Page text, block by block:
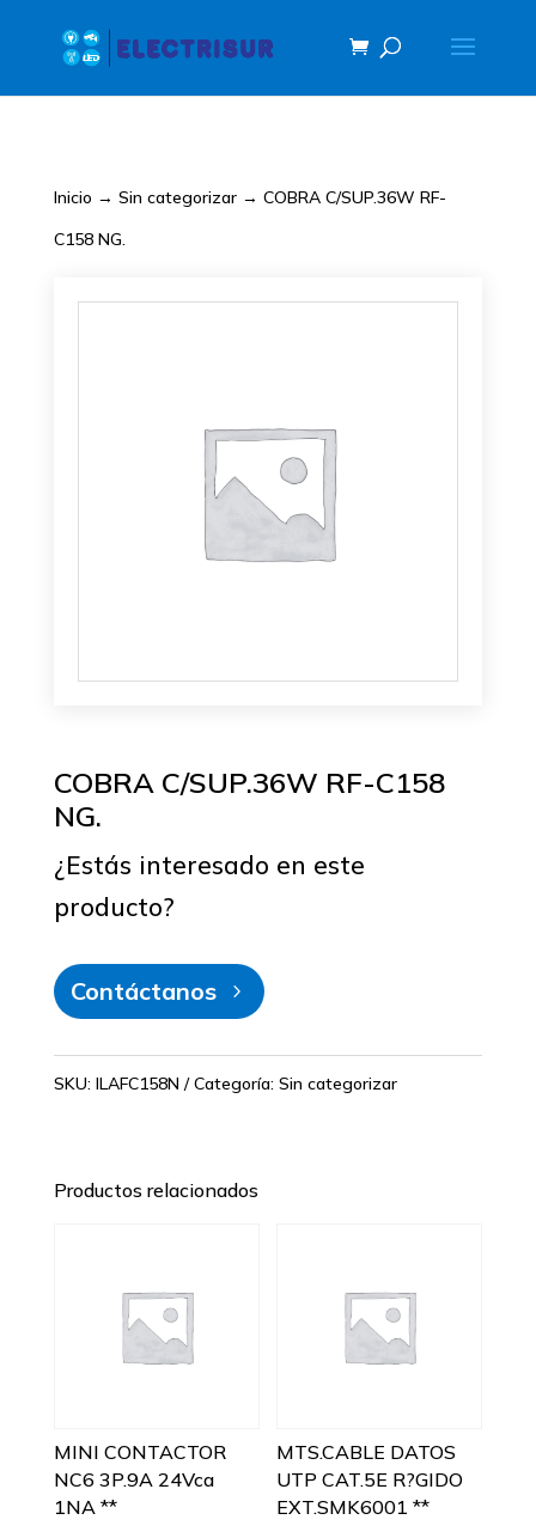
Inicio → Sin categorizar→ COBRA C/SUP.36W RF-
C158 NG.
COBRA C/SUP.36W RF-C158
NG.
¿Estás interesado en este
producto?
Contáctanos
SKU: ILAFC158N Categoría: Sin categorizar
Productos relacionados
MINI CONTACTOR
NC6 3P.9A 24Vca
1NA **
MTS.CABLE DATOS
UTP CAT.5E R?GIDO
EXT.SMK6001 **